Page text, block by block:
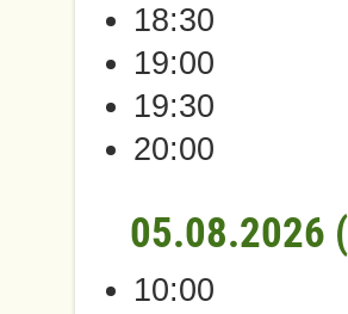
18:30
19:00
19:30
20:00
05.08.2026
10:00